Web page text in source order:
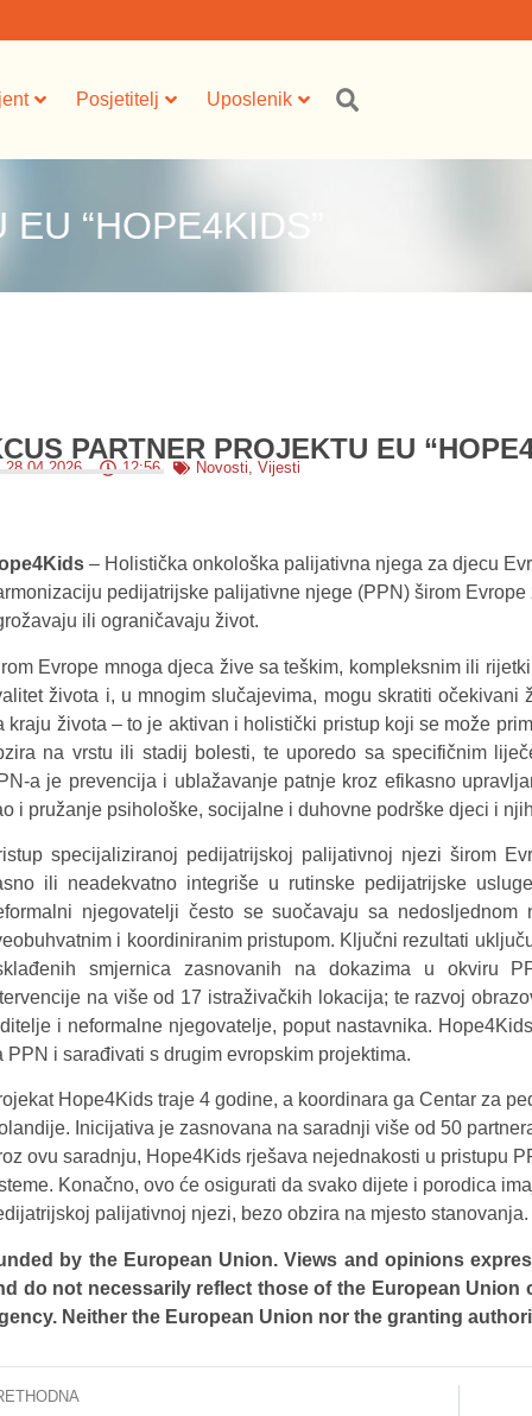
Posjetitelj Uposlenik
“HOPE4KIDS”
PARTNER PROJEKTU EU
28.04.2026. 12:56 Novosti,Vijesti
– Holistička onkološka palijativna njega za djecu
pedijatrijske palijativne njege (PPN) širom
ili ograničavaju život.
Evrope mnoga djeca žive sa teškim, kompleksnim ili
života i, u mnogim slučajevima, mogu skratiti
kraju života – to je aktivan i holistički pristup koji se može
na vrstu ili stadij bolesti, te uporedo sa specifičnim
a je prevencija i ublažavanje patnje kroz efikasno
i pružanje psihološke, socijalne i duhovne podrške djeci i
specijaliziranoj pedijatrijskoj palijativnoj njezi širom
ili neadekvatno integriše u rutinske pedijatrijske
njegovatelji često se suočavaju sa
i koordiniranim pristupom. Ključni rezultati
smjernica zasnovanih na dokazima u okviru
na više od 17 istraživačkih lokacija; te razvoj
i neformalne njegovatelje, poput nastavnika.
PPN i sarađivati s drugim evropskim projektima.
Hope4Kids traje 4 godine, a koordinara ga Centar za
Inicijativa je zasnovana na saradnji više od 50
ovu saradnju, Hope4Kids rješava nejednakosti u pristupu
Konačno, ovo će osigurati da svako dijete i porodica
palijativnoj njezi, bezo obzira na mjesto stanovanja.
by the European Union. Views and opinions
do not necessarily reflect those of the European Union
Neither the European Union nor the granting